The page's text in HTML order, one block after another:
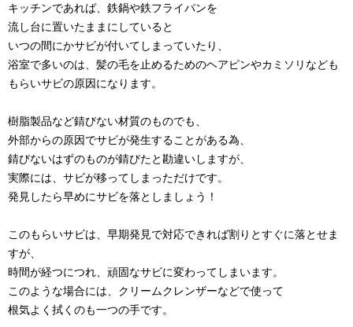
キッチンであれば、鉄鍋や鉄フライパンを
流し台に置いたままにしていると
いつの間にかサビが付いてしまっていたり、
浴室で多いのは、髪の毛を止めるためのヘアピンやカミソリなども
もらいサビの原因になります。
樹脂製品など錆びない材質のものでも、
外部からの原因でサビが発生することがある為、
錆びないはずのものが錆びたと勘違いしますが、
実際には、サビが移ってしまっただけです。
発見したら早めにサビを落としましょう！
このもらいサビは、早期発見で対応できれば割りとすぐに落とせま
すが、
時間が経つにつれ、頑固なサビに変わってしまいます。
このような場合には、クリームクレンザーなどで使って
根気よく拭くのも一つの手です。